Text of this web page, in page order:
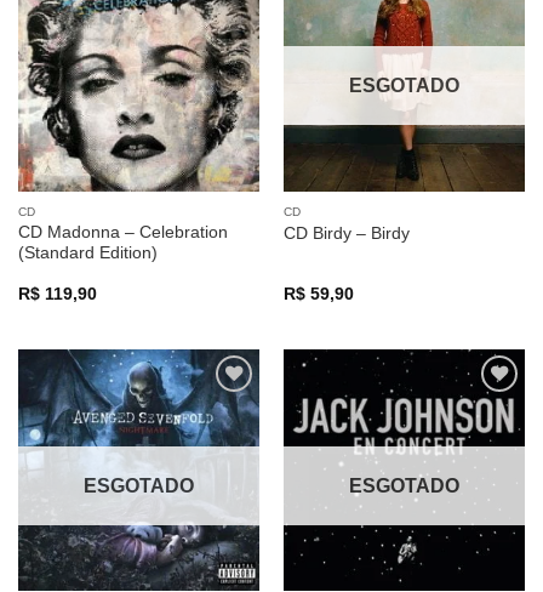
Adicionar
a lista de
desejos
CD
CD Madonna – Celebration
(Standard Edition)
R$119,90
a lista de
desejos
ESGOTADO
CD
CD Birdy – Birdy
R$59,90
Adicionar
a lista de
desejos
ESGOTADO
Adicionar
a lista de
desejos
ESGOTADO